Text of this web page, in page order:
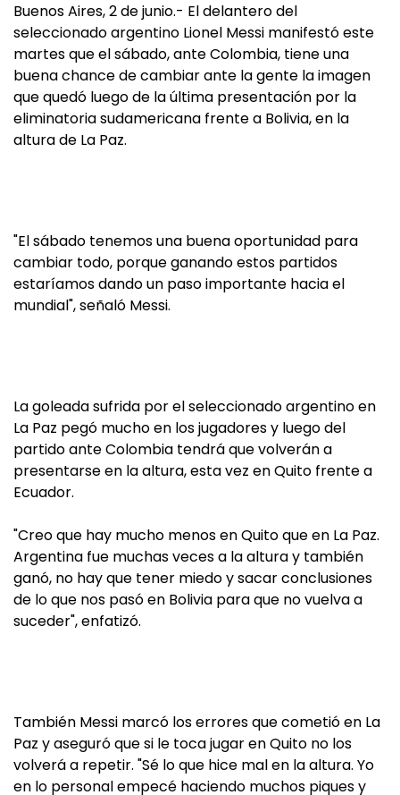
Buenos Aires, 2 de junio.- El delantero del
seleccionado argentino Lionel Messi manifestó este
martes que el sábado, ante Colombia, tiene una
buena chance de cambiar ante la gente la imagen
que quedó luego de la última presentación por la
eliminatoria sudamericana frente a Bolivia, en la
altura de La Paz.
"El sábado tenemos una buena oportunidad para
cambiar todo, porque ganando estos partidos
estaríamos dando un paso importante hacia el
mundial", señaló Messi.
La goleada sufrida por el seleccionado argentino en
La Paz pegó mucho en los jugadores y luego del
partido ante Colombia tendrá que volverán a
presentarse en la altura, esta vez en Quito frente a
Ecuador.
"Creo que hay mucho menos en Quito que en La Paz.
Argentina fue muchas veces a la altura y también
ganó, no hay que tener miedo y sacar conclusiones
de lo que nos pasó en Bolivia para que no vuelva a
suceder", enfatizó.
También Messi marcó los errores que cometió en La
Paz y aseguró que si le toca jugar en Quito no los
volverá a repetir. "Sé lo que hice mal en la altura. Yo
en lo personal empecé haciendo muchos piques y